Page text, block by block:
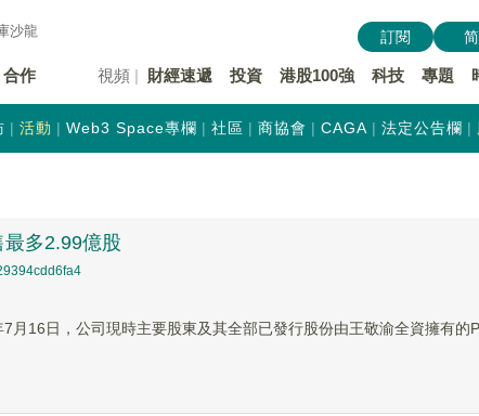
沙龍
合作 視頻 財經速遞 投資 港股100強 科技 專題
訂閱 简
活動 Web3 Space專欄 社區 商協會 CAGA 法定公告欄
多2.99億股
月16日，公司現時主要股東及其全部已發行股份由王敬渝全資擁有的